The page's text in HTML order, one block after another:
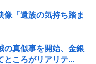
像「遺族の気持ち踏ま
の真似事を開始、金銀
ところがリアリテ...